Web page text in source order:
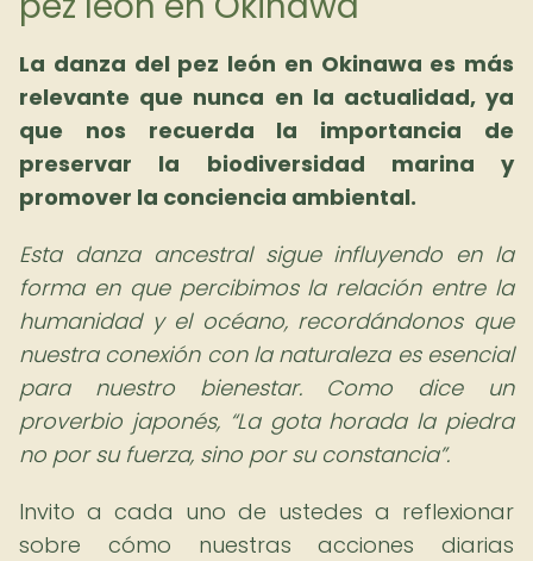
La danza del pez león en Okinawa es más
relevante que nunca en la actualidad, ya
que nos recuerda la importancia de
preservar la biodiversidad marina y
promover la conciencia ambiental.
Esta danza ancestral sigue influyendo en la
forma en que percibimos la relación entre la
humanidad y el océano, recordándonos que
nuestra conexión con la naturaleza es esencial
para nuestro bienestar. Como dice un
proverbio japonés, La gota horada la piedra
no por su fuerza, sino por su constancia .
Invito a cada uno de ustedes a reflexionar
sobre cómo nuestras acciones diarias